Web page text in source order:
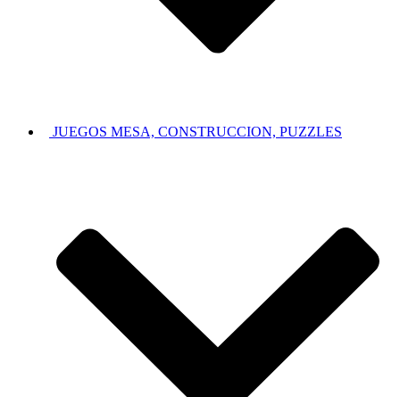
JUEGOS MESA, CONSTRUCCION, PUZZLES